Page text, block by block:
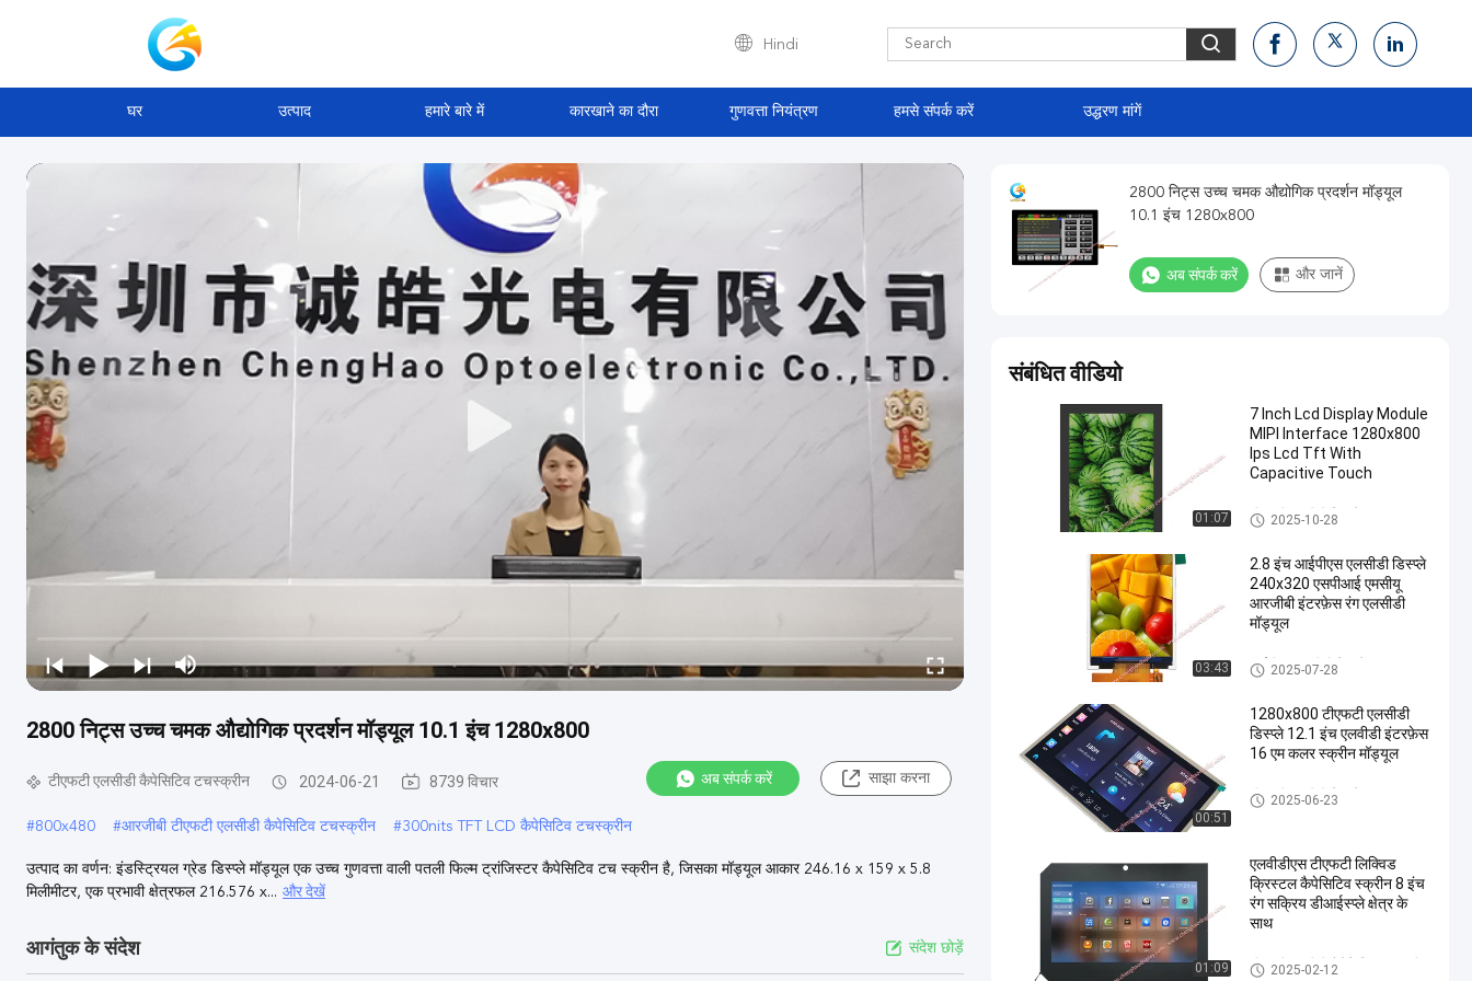
Hindi
घर उत्पाद हमारे बारे में कारखाने का दौरा गुणवत्ता नियंत्रण हमसे संपर्क करें उद्धरण मांगें
2800 निट्स उच्च चमक औद्योगिक प्रदर्शन मॉड्यूल 10.1 इंच 1280x800
टीएफटी एलसीडी कैपेसिटिव टचस्क्रीन 2024-06-21 8739 विचार अब संपर्क करें साझा करना
#800x480 #आरजीबी टीएफटी एलसीडी कैपेसिटिव टचस्क्रीन #300nits TFT LCD कैपेसिटिव टचस्क्रीन
उत्पाद का वर्णन: इंडस्ट्रियल ग्रेड डिस्प्ले मॉड्यूल एक उच्च गुणवत्ता वाली पतली फिल्म ट्रांजिस्टर कैपेसिटिव टच स्क्रीन है, जिसका मॉड्यूल आकार 246.16 x 159 x 5.8
मिलीमीटर, एक प्रभावी क्षेत्रफल 216.576 x... और देखें
आगंतुक के संदेश संदेश छोड़ें
2800 निट्स उच्च चमक औद्योगिक प्रदर्शन मॉड्यूल
10.1 इंच 1280x800
अब संपर्क करें और जानें
संबंधित वीडियो
01:07
7 Inch Lcd Display Module
MIPI Interface 1280x800
Ips Lcd Tft With
Capacitive Touch
टीएफटी एलसीडी डिस्प्ले
2025-10-28
03:43
2.8 इंच आईपीएस एलसीडी डिस्प्ले
240x320 एसपीआई एमसीयू
आरजीबी इंटरफ़ेस रंग एलसीडी
मॉड्यूल
आईपीएस एलसीडी डिस्प्ले
2025-07-28
00:51
1280x800 टीएफटी एलसीडी
डिस्प्ले 12.1 इंच एलवीडी इंटरफ़ेस
16 एम कलर स्क्रीन मॉड्यूल
टीएफटी एलसीडी डिस्प्ले
2025-06-23
01:09
एलवीडीएस टीएफटी लिक्विड
क्रिस्टल कैपेसिटिव स्क्रीन 8 इंच
रंग सक्रिय डीआईस्प्ले क्षेत्र के
साथ
टीएफटी एलसीडी कैपेसिटिव टचस्क्रीन
2025-02-12